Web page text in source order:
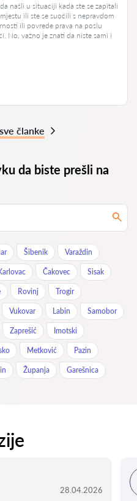
našli u situaciji kada ste se zapitali
ili ste se suočili s nepravdom
ili povrede prava na poslu
No, važno je znati da niste sami i
članke
da biste prešli na
Šibenik Varaždin
Čakovec Sisak
Rovinj Trogir
Vukovar Labin Samobor
Zaprešić Imotski
Metković Pazin
Županja Garešnica
28.04.2026